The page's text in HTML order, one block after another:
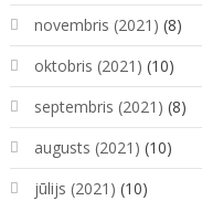
novembris (2021) (8)
oktobris (2021) (10)
septembris (2021) (8)
augusts (2021) (10)
jūlijs (2021) (10)